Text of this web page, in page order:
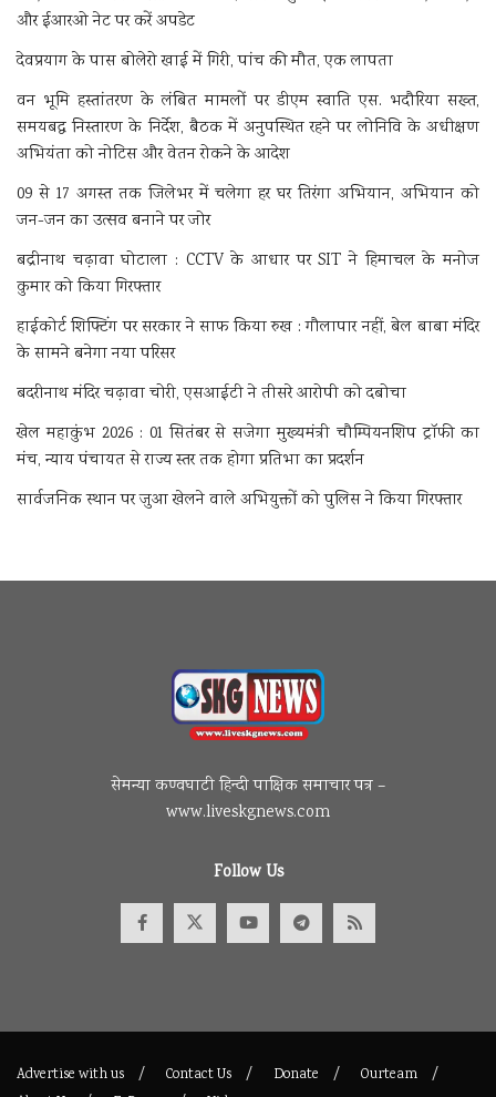
और ईआरओ नेट पर करें अपडेट
देवप्रयाग के पास बोलेरो खाई में गिरी, पांच की मौत, एक लापता
वन भूमि हस्तांतरण के लंबित मामलों पर डीएम स्वाति एस. भदौरिया सख्त,
समयबद्ध निस्तारण के निर्देश, बैठक में अनुपस्थित रहने पर लोनिवि के अधीक्षण
अभियंता को नोटिस और वेतन रोकने के आदेश
09 से 17 अगस्त तक जिलेभर में चलेगा हर घर तिरंगा अभियान, अभियान को
जन-जन का उत्सव बनाने पर जोर
बद्रीनाथ चढ़ावा घोटाला : CCTV के आधार पर SIT ने हिमाचल के मनोज
कुमार को किया गिरफ्तार
हाईकोर्ट शिफ्टिंग पर सरकार ने साफ किया रुख : गौलापार नहीं, बेल बाबा मंदिर
के सामने बनेगा नया परिसर
बदरीनाथ मंदिर चढ़ावा चोरी, एसआईटी ने तीसरे आरोपी को दबोचा
खेल महाकुंभ 2026 : 01 सितंबर से सजेगा मुख्यमंत्री चौम्पियनशिप ट्रॉफी का
मंच, न्याय पंचायत से राज्य स्तर तक होगा प्रतिभा का प्रदर्शन
सार्वजनिक स्थान पर जुआ खेलने वाले अभियुक्तों को पुलिस ने किया गिरफ्तार
सेमन्या कण्वघाटी हिन्दी पाक्षिक समाचार पत्र –
www.liveskgnews.com
Follow Us
Advertise with us Contact Us Donate
Ourteam